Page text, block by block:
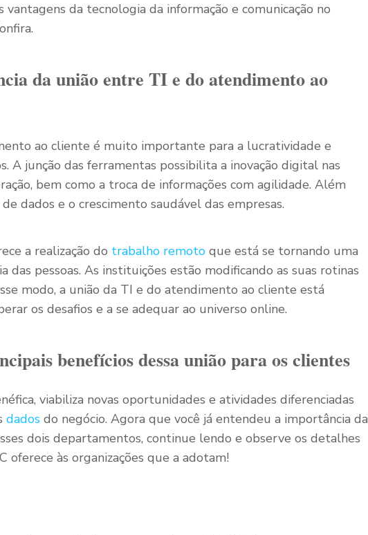
vantagens da tecnologia da informação e comunicação no
da união entre TI e do atendimento ao
ao cliente é muito importante para a lucratividade e
A junção das ferramentas possibilita a inovação digital nas
bem como a troca de informações com agilidade. Além
dados e o crescimento saudável das empresas.
a realização do trabalho remoto que está se tornando uma
das pessoas. As instituições estão modificando as suas rotinas
modo, a união da TI e do atendimento ao cliente está
os desafios e a se adequar ao universo online.
benefícios dessa união para os clientes
viabiliza novas oportunidades e atividades diferenciadas
dados do negócio. Agora que você já entendeu a importância da
dois departamentos, continue lendo e observe os detalhes
oferece às organizações que a adotam!